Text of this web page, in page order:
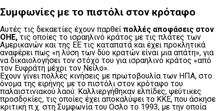
Συμφωνίες με το πιστόλι στον κρόταφο
Αυτές τις δεκαετίες έχουν παρθεί πολλές αποφάσεις στον
ΟΗΕ, τις οποίες το ισραηλινό κράτος με τις πλάτες των
Αμερικανών και της ΕΕ τις καταπατά και έχει προκλητικά
αναφέρει πως «η λύση των δύο κρατών είναι μια απάτη», για
να δικαιολογήσει τον στόχο του για ισραηλινό κράτος «από
τον Ευφράτη μέχρι τον Νείλο».
Εχουν γίνει πολλές κινήσεις με πρωτοβουλία των ΗΠΑ, στο
όνομα της ειρήνης με το πιστόλι στον κρόταφο του
παλαιστινιακού λαού. Καλλιεργήθηκαν ελπίδες, ψεύτικες
προσδοκίες, τις οποίες έχει αποκαλύψει το ΚΚΕ, που άσκησε
κριτική π.χ. στη Συμφωνία του Οσλο το 1993, με την οποία